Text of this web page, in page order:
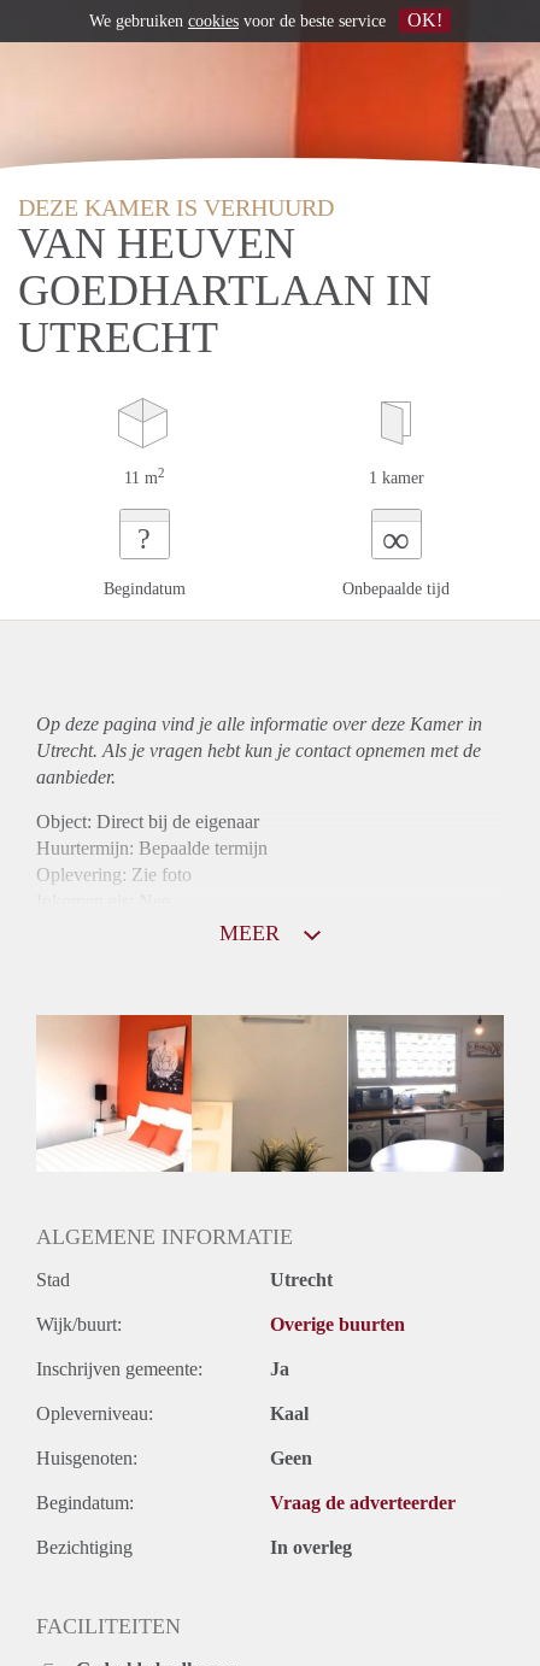
DEZE KAMER IS VERHUURD
VAN HEUVEN
GOEDHARTLAAN IN
UTRECHT
11 m2 1 kamer
?
Begindatum
∞
Onbepaalde tijd
Op deze pagina vind je alle informatie over deze Kamer in
Utrecht. Als je vragen hebt kun je contact opnemen met de
aanbieder.
Object: Direct bij de eigenaar
Huurtermijn: Bepaalde termijn
Oplevering: Zie foto
Gedeelde Douche: Ja
Gedeelde woonkamer: Ja
Huisgenoten: Ja
Geslacht huisgenoten: Gemengd
MEER
ALGEMENE INFORMATIE
Stad Utrecht
Wijk/buurt: Overige buurten
Inschrijven gemeente: Ja
Opleverniveau: Kaal
Huisgenoten: Geen
Begindatum: Vraag de adverteerder
Bezichtiging In overleg
FACILITEITEN
We gebruiken cookies voor de beste service OK!